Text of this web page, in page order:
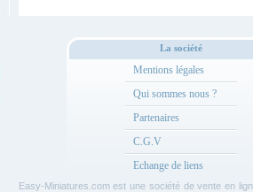
La société
Mentions légales
Qui sommes nous ?
Partenaires
C.G.V
Echange de liens
Easy-Miniatures.com est une société de vente en